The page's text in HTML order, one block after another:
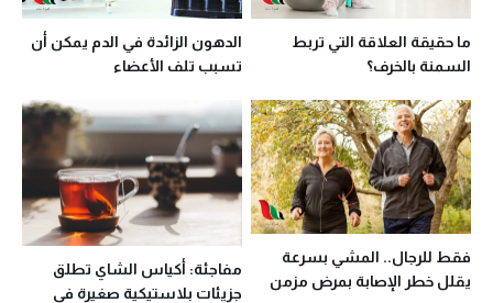
ما حقيقة العلاقة التي تربط
السمنة بالخرف؟
الدهون الزائدة في الدم يمكن أن
تسبب تلف الأعضاء
فقط للرجال.. المشي بسرعة
يقلل خطر الإصابة بمرض مزمن
مفاجئة: أكياس الشاي تطلق
جزيئات بلاستيكية صغيرة في